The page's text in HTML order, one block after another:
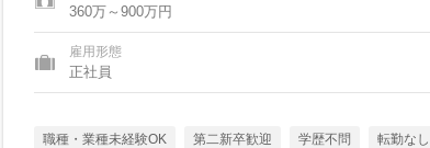
360万～900万円
雇用形態
正社員
職種・業種未経験OK 第二新卒歓迎 学歴不問 転勤なし